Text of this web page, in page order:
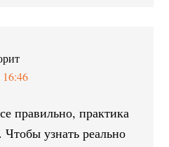
16:46
правильно, практика
Чтобы узнать реально